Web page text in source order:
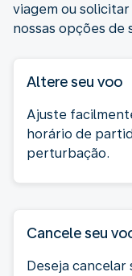
viagem ou
nossas opções de
Altere seu voo
Ajuste
horário de
perturbação.
Cancele seu
Deseja cancelar